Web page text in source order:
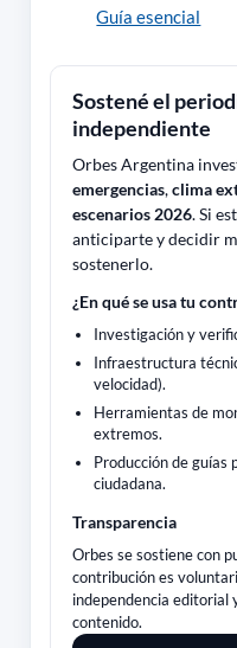
Guía esencial
Sostené el
independiente
Orbes Argentina
emergencias,clima
escenarios 2026. Si
anticiparte y decidir
sostenerlo.
¿En qué se usa tu
Investigación y
Infraestructura
velocidad).
Herramientas de
extremos.
Producción de guías
ciudadana.
Transparencia
Orbes se sostiene con
contribución es
independencia editorial
contenido.